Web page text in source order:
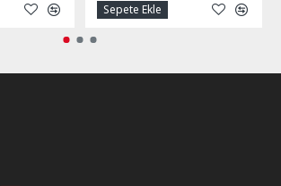
Sepete Ekle